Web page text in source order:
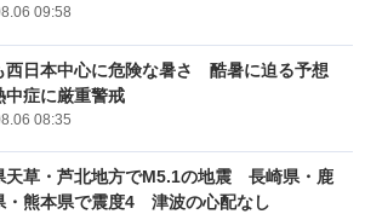
09:58
西日本中心に危険な暑さ 酷暑に迫る予想
症に厳重警戒
08:35
天草・芦北地方でM5.1の地震 長崎県・鹿
・熊本県で震度4 津波の心配なし